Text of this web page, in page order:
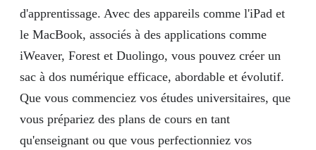
d'apprentissage. Avec des appareils comme l'iPad et
le MacBook, associés à des applications comme
iWeaver, Forest et Duolingo, vous pouvez créer un
sac à dos numérique efficace, abordable et évolutif.
Que vous commenciez vos études universitaires, que
vous prépariez des plans de cours en tant
qu'enseignant ou que vous perfectionniez vos